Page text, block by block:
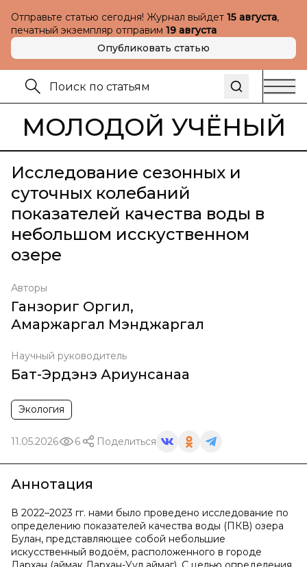
Отправьте статью сегодня! Журнал выйдет 15 августа,
печатный экземпляр отправим 19 августа
Опубликовать статью
МОЛОДОЙ УЧЁНЫЙ
Исследование сезонных и
суточных колебаний
показателей качества воды в
небольшом исскуственном
озере
Авторы
Ганзориг Оргил,
Амаржаргал Мэнджаргал
Научный руководитель
Бат-Эрдэнэ Ариунсанаа
Экология
11.05.2026 6 Поделиться
Аннотация
В 2022–2023 гг. нами было проведено исследование по
определению показателей качества воды (ПКВ) озера
Булан, представляющее собой небольшие
искусственный водоём, расположенного в городе